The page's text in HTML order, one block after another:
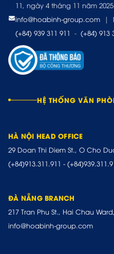
11, ngày 4 tháng 11 năm 2025
info@hoabinh-group.com
|
(+84) 939 311 911 - (+84) 913
HỆ THỐNG VĂN
HÀ NỘI HEAD OFFICE
29 Doan Thi Diem St., O Cho
(+84)913.311.911 -
ĐÀ NẴNG BRANCH
217 Tran Phu St., Hai Chau
info@hoabinh-group.com